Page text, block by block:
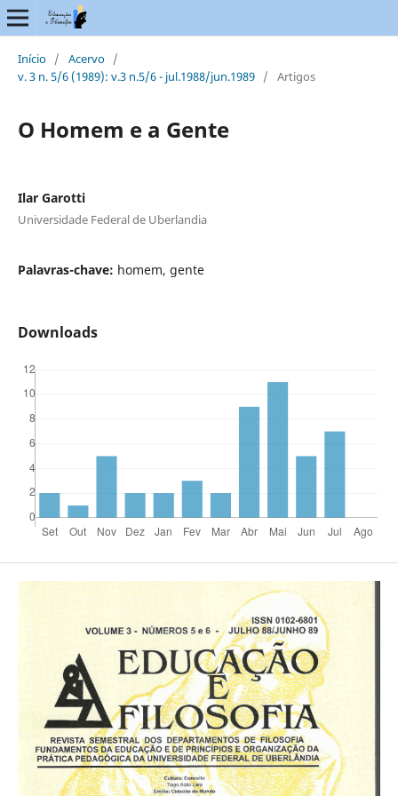
Início / Acervo /
v. 3 n. 5/6 (1989): v.3 n.5/6 - jul.1988/jun.1989 / Artigos
O Homem e a Gente
Ilar Garotti
Universidade Federal de Uberlandia
Palavras-chave: homem, gente
Downloads